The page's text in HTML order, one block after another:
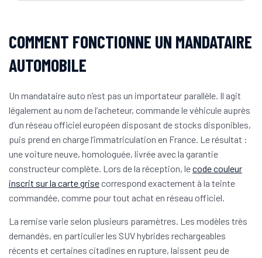
COMMENT FONCTIONNE UN MANDATAIRE
AUTOMOBILE
Un mandataire auto n’est pas un importateur parallèle. Il agit
légalement au nom de l’acheteur, commande le véhicule auprès
d’un réseau officiel européen disposant de stocks disponibles,
puis prend en charge l’immatriculation en France. Le résultat :
une voiture neuve, homologuée, livrée avec la garantie
constructeur complète. Lors de la réception, lecode couleur
inscrit sur la carte grisecorrespond exactement à la teinte
commandée, comme pour tout achat en réseau officiel.
La remise varie selon plusieurs paramètres. Les modèles très
demandés, en particulier les SUV hybrides rechargeables
récents et certaines citadines en rupture, laissent peu de